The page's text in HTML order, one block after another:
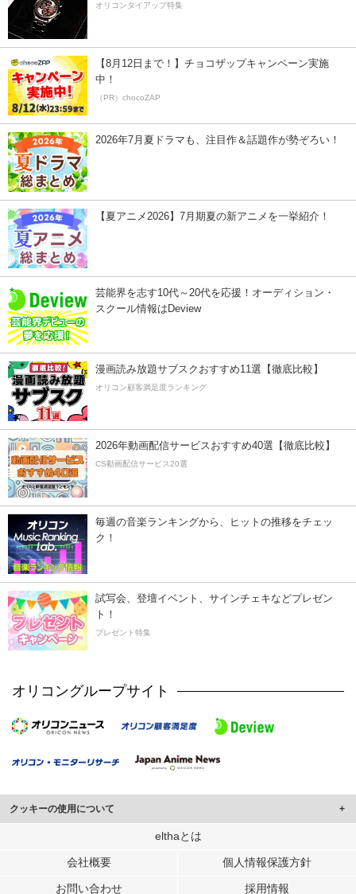
オリコンタイアップ特集
【8月12日まで！】チョコザップキャンペーン実施
中！
（PR）chocoZAP
2026年7月夏ドラマも、注目作＆話題作が勢ぞろい！
【夏アニメ2026】7月期夏の新アニメを一挙紹介！
芸能界を志す10代～20代を応援！オーディション・
スクール情報はDeview
漫画読み放題サブスクおすすめ11選【徹底比較】
オリコン顧客満足度ランキング
2026年動画配信サービスおすすめ40選【徹底比較】
CS動画配信サービス20選
毎週の音楽ランキングから、ヒットの推移をチェッ
ク！
試写会、登壇イベント、サインチェキなどプレゼン
ト！
プレゼント特集
オリコングループサイト
クッキーの使用について
このサイトでは Cookie を使用して、ユーザーに合わせたコンテンツや広告の
行っています。
メディアや広告配信、データ解析の各パートナーに提供しています。
elthaとは
会社概要 個人情報保護方針
お問い合わせ 採用情報